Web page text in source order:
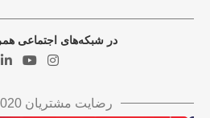
در شبکه‌های اجتماعی
رضایت مشتریان STUDY2020